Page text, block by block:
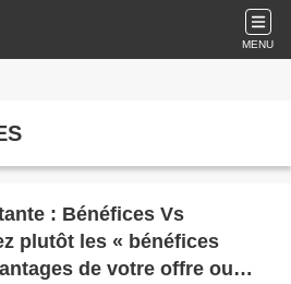
MENU
: Bénéfices Vs
de votre offre ou